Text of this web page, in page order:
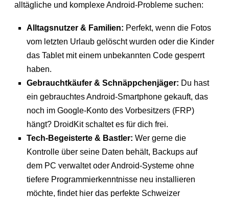
alltägliche und komplexe Android-Probleme suchen:
Alltagsnutzer & Familien: Perfekt, wenn die Fotos
vom letzten Urlaub gelöscht wurden oder die Kinder
das Tablet mit einem unbekannten Code gesperrt
haben.
Gebrauchtkäufer & Schnäppchenjäger: Du hast
ein gebrauchtes Android-Smartphone gekauft, das
noch im Google-Konto des Vorbesitzers (FRP)
hängt? DroidKit schaltet es für dich frei.
Tech-Begeisterte & Bastler: Wer gerne die
Kontrolle über seine Daten behält, Backups auf
dem PC verwaltet oder Android-Systeme ohne
tiefere Programmierkenntnisse neu installieren
möchte, findet hier das perfekte Schweizer